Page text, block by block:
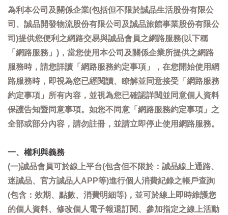
為利本公司及關係企業(包括但不限於誠品生活股份有限公
司、誠品開發物流股份有限公司及誠品旅館事業股份有限公
司)提供您便利之網路交易與誠品會員之網路服務(以下稱
「網路服務」)，當您使用本公司及關係企業所提供之網路
服務時，請您詳讀「網路服務約定事項」，在您開始使用網
路服務時，即視為您已經閱讀、瞭解並同意接受「網路服務
約定事項」所有內容，並視為您已確認詳閱並同意個人資料
保護告知暨同意事項。如您不同意「網路服務約定事項」之
全部或部分內容，請勿註冊，並請立即停止使用網路服務。
一、權利與義務
(一)誠品會員可於線上平台(包含但不限於：誠品線上通路、
迷誠品、官方誠品人APP等)進行個人消費紀錄之帳戶查詢
(包含：效期、點數、消費明細等)，並可於線上即時維護您
的個人資料、修改個人電子報退訂閱、參加指定之線上活動